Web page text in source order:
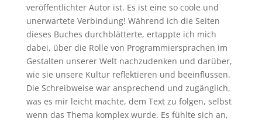
veröffentlichter Autor ist. Es ist eine so coole und
unerwartete Verbindung! Während ich die Seiten
dieses Buches durchblätterte, ertappte ich mich
dabei, über die Rolle von Programmiersprachen im
Gestalten unserer Welt nachzudenken und darüber,
wie sie unsere Kultur reflektieren und beeinflussen.
Die Schreibweise war ansprechend und zugänglich,
was es mir leicht machte, dem Text zu folgen, selbst
wenn das Thema komplex wurde. Es fühlte sich an,